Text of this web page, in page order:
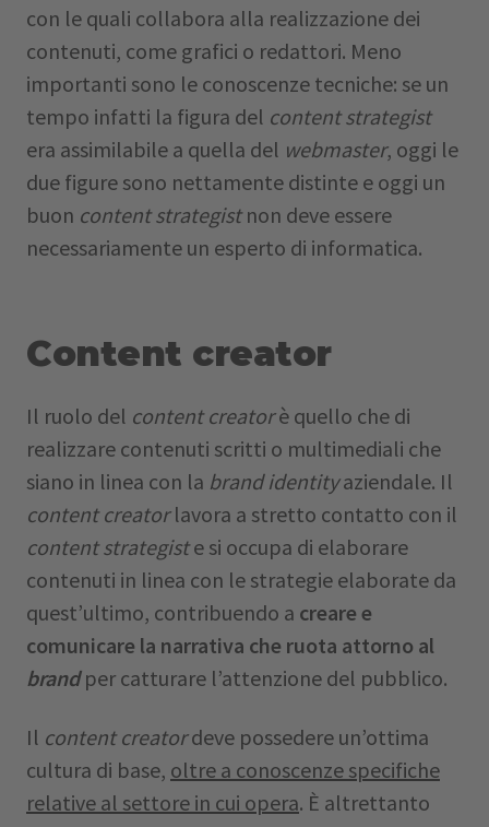
con le quali collabora alla realizzazione dei
contenuti, come grafici o redattori. Meno
importanti sono le conoscenze tecniche: se un
tempo infatti la figura del content strategist
era assimilabile a quella del webmaster, oggi le
due figure sono nettamente distinte e oggi un
buon content strategistnon deve essere
necessariamente un esperto di informatica.
Content creator
Il ruolo del content creatorè quello che di
realizzare contenuti scritti o multimediali che
siano in linea con la brand identityaziendale. Il
content creatorlavora a stretto contatto con il
content strategiste si occupa di elaborare
contenuti in linea con le strategie elaborate da
quest’ultimo, contribuendo a creare e
comunicare la narrativa che ruota attorno al
brandper catturare l’attenzione del pubblico.
Il content creatordeve possedere un’ottima
cultura di base, oltre a conoscenze specifiche
relative al settore in cui opera. È altrettanto